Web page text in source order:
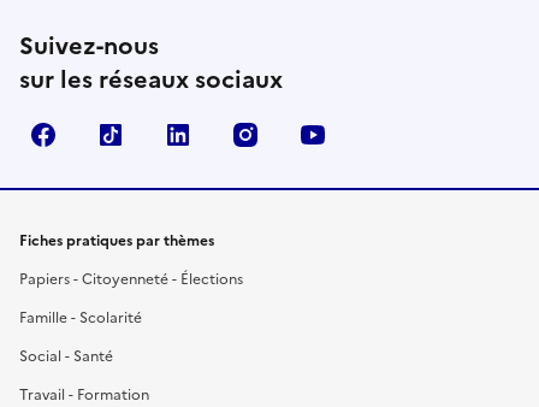
Suivez-nous
sur les réseaux sociaux
FacebookTikTok LinkedIn Instagram
Fiches pratiques par thèmes
Papiers - Citoyenneté - Élections
Famille - Scolarité
Social - Santé
Travail - Formation